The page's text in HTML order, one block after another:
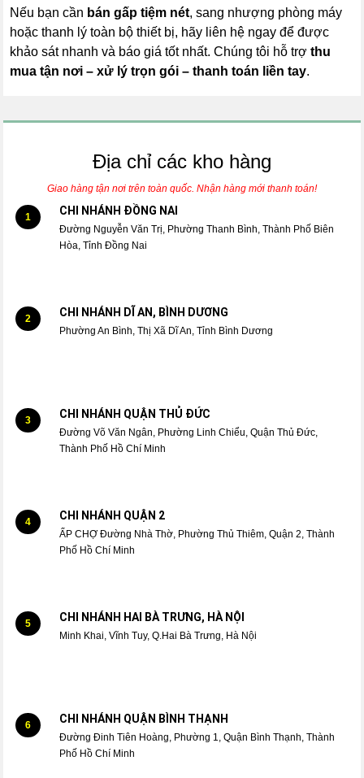
Nếu bạn cần bán gấp tiệm nét, sang nhượng phòng máy
hoặc thanh lý toàn bộ thiết bị, hãy liên hệ ngay để được
khảo sát nhanh và báo giá tốt nhất. Chúng tôi hỗ trợthu
mua tận nơi – xử lý trọn gói – thanh toán liền tay.
Địa chỉ các kho hàng
Giao hàng tận nơi trên toàn quốc. Nhận hàng mới thanh toán!
1 CHI NHÁNH ĐỒNG NAI
Đường Nguyễn Văn Trị, Phường Thanh Bình, Thành Phố Biên
Hòa, Tỉnh Đồng Nai
2 CHI NHÁNH DĨ AN, BÌNH DƯƠNG
Phường An Bình, Thị Xã Dĩ An, Tỉnh Bình Dương
3 CHI NHÁNH QUẬN THỦ ĐỨC
Đường Võ Văn Ngân, Phường Linh Chiểu, Quận Thủ Đức,
Thành Phố Hồ Chí Minh
4 CHI NHÁNH QUẬN 2
ẤP CHỢ Đường Nhà Thờ, Phường Thủ Thiêm, Quận 2, Thành
Phố Hồ Chí Minh
5 CHI NHÁNH HAI BÀ TRƯNG, HÀ NỘI
Minh Khai, Vĩnh Tuy, Q.Hai Bà Trưng, Hà Nội
6 CHI NHÁNH QUẬN BÌNH THẠNH
Đường Đinh Tiên Hoàng, Phường 1, Quận Bình Thạnh, Thành
Phố Hồ Chí Minh